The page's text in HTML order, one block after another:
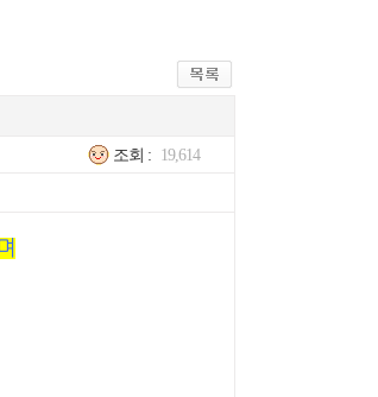
조회 : 19,614